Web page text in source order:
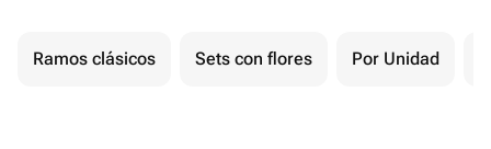
Ramos clásicos Sets con flores Por Unidad